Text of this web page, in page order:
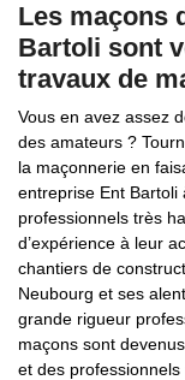
Les maçons
Bartoli sont
travaux de
Vous en avez assez
des amateurs ?
la maçonnerie en
entreprise Ent Bartoli
professionnels très
d’expérience à leur
chantiers de
Neubourg et ses
grande rigueur
maçons sont
et des